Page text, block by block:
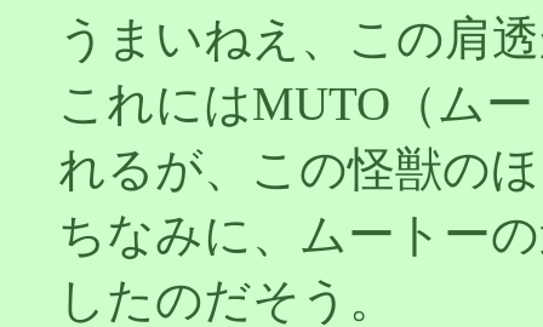
うまいねえ、この肩
これにはMUTO（ム
れるが、この怪獣の
ちなみに、ムートー
したのだそう。